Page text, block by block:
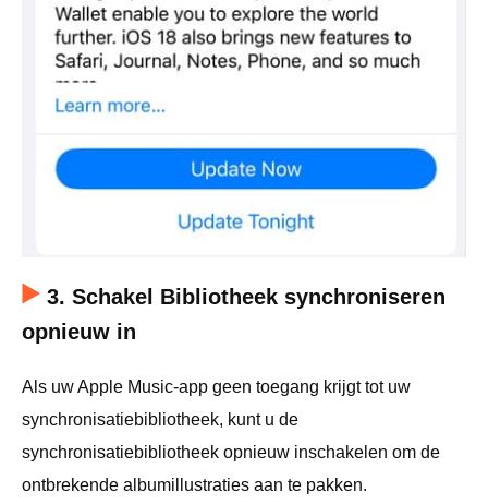
3. Schakel Bibliotheek synchroniseren
opnieuw in
Als uw Apple Music-app geen toegang krijgt tot uw
synchronisatiebibliotheek, kunt u de
synchronisatiebibliotheek opnieuw inschakelen om de
ontbrekende albumillustraties aan te pakken.